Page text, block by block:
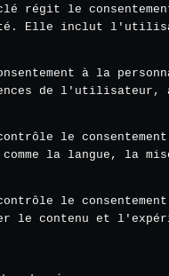
régit le
Elle inclut
à la
de
le
la langue, la
le
le contenu et